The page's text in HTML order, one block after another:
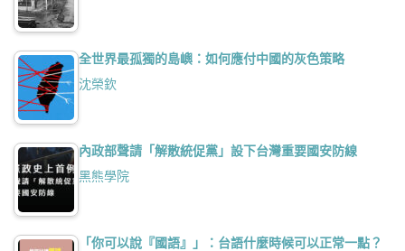
全世界最孤獨的島嶼：如何應付中國的灰色策略
沈榮欽
內政部聲請「解散統促黨」設下台灣重要國安防線
黑熊學院
「你可以說『國語』」：台語什麼時候可以正常一點？